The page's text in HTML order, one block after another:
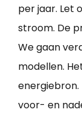
per jaar. Let
stroom. De
We gaan
modellen.
energiebron.
voor- en